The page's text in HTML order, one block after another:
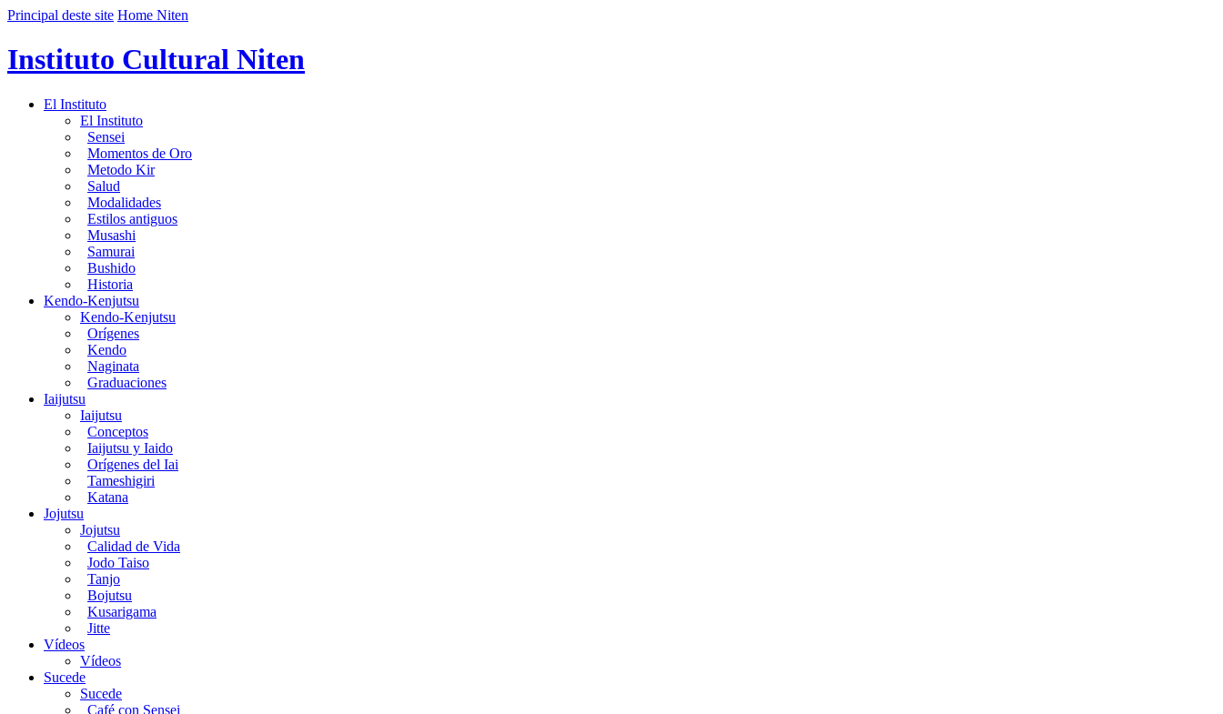
Principal deste site Home Niten
Instituto Cultural Niten
El Instituto
El Instituto
Sensei
Momentos de Oro
Metodo Kir
Salud
Modalidades
Estilos antiguos
Musashi
Samurai
Bushido
Historia
Kendo-Kenjutsu
Kendo-Kenjutsu
Orígenes
Kendo
Naginata
Graduaciones
Iaijutsu
Iaijutsu
Conceptos
Iaijutsu y Iaido
Orígenes del Iai
Tameshigiri
Katana
Jojutsu
Jojutsu
Calidad de Vida
Jodo Taiso
Tanjo
Bojutsu
Kusarigama
Jitte
Vídeos
Vídeos
Sucede
Sucede
Café con Sensei